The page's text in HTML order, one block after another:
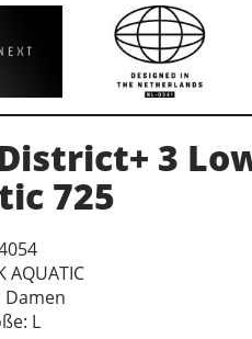
3
725
AQUATIC
Damen
L